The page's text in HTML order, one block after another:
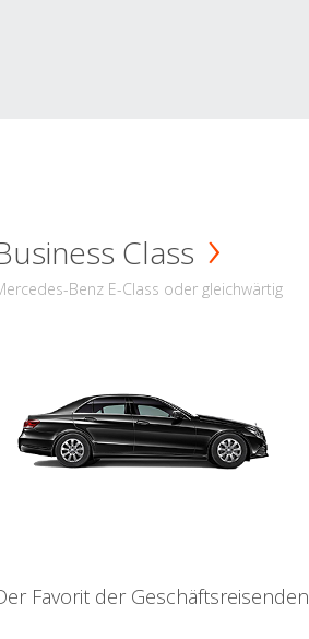
Class
Benz E-Class oder gleichwärtig
Favorit der Geschäftsreisenden